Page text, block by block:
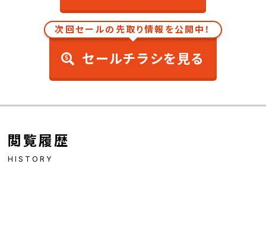
次回セールの先取り情報を公開中！
セールチラシを見る
閲覧履歴
HISTORY